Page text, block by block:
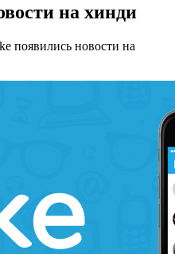
на хинди
появились новости на